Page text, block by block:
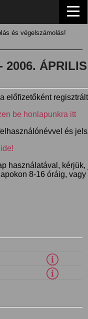
és végelszámolás!
2006.
előfizetőként
be honlapunkra itt
és
használatával,
8-16 óráig,